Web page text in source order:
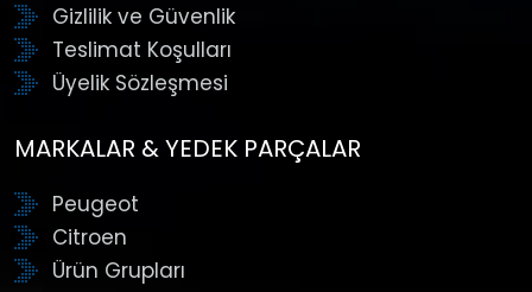
Gizlilik ve Güvenlik
Teslimat Koşulları
Üyelik Sözleşmesi
MARKALAR & YEDEK PARÇALAR
Peugeot
Citroen
Ürün Grupları